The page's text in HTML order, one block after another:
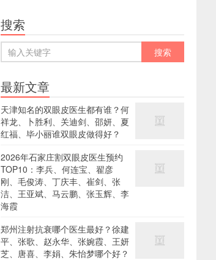
搜索
最新文章
天津知名的双眼皮医生都有谁？何
祥龙、卜胜利、关迪剑、邵妍、夏
红福、毕小丽谁双眼皮做得好？
2026年石家庄割双眼皮医生预约
TOP10：李兵、何连宝、翟彦
刚、毛俊涛、丁庆丰、崔剑、张
洁、王亚斌、马云鹏、张玉辉、李
海霞
郑州注射抗衰哪个医生最好？徐建
平、张歌、赵永华、张婉霞、王妍
芝、唐喜、李娟、朱怡梦哪个好？